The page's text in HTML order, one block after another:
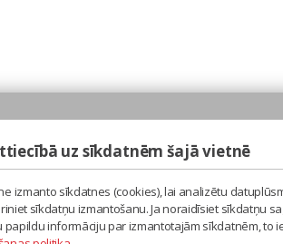
uz sīkdatnēm šajā vietnē
izmanto sīkdatnes (cookies), lai analizētu
sīkdatņu izmantošanu. Ja noraidīsiet sīkdatņu
papildu informāciju par izmantotajām sīkdatnēm,